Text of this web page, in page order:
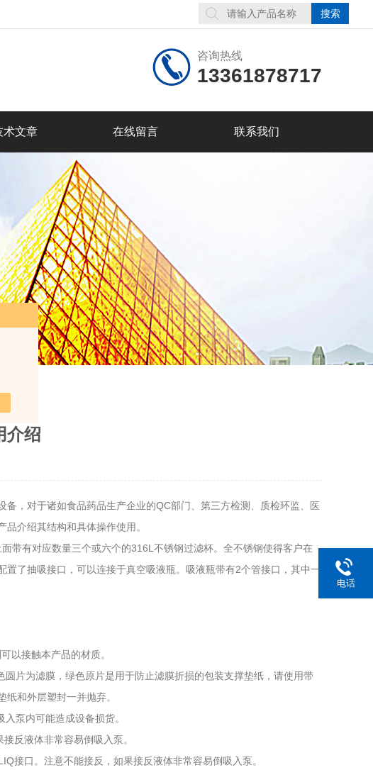
咨询热线
13361878717
术文章 在线留言 联系我们
介绍
，对于诸如食品药品生产企业的QC部门、第三方检测、质检环监、医
介绍其结构和具体操作使用。
带有对应数量三个或六个的316L不锈钢过滤杯。全不锈钢使得客户在
了抽吸接口，可以连接于真空吸液瓶。吸液瓶带有2个管接口，其中一
以接触本产品的材质。
片为滤膜，绿色原片是用于防止滤膜折损的包装支撑垫纸，请使用带
和外层塑封一并抛弃。
泵内可能造成设备损货。
反液体非常容易倒吸入泵。
接口。注意不能接反，如果接反液体非常容易倒吸入泵。
电话